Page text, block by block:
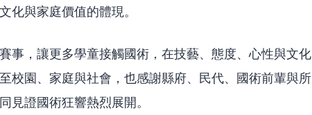
化與家庭價值的體現。
事，讓更多學童接觸國術，在技藝、態度、心性與文化
校園、家庭與社會，也感謝縣府、民代、國術前輩與所
見證國術狂響熱烈展開。